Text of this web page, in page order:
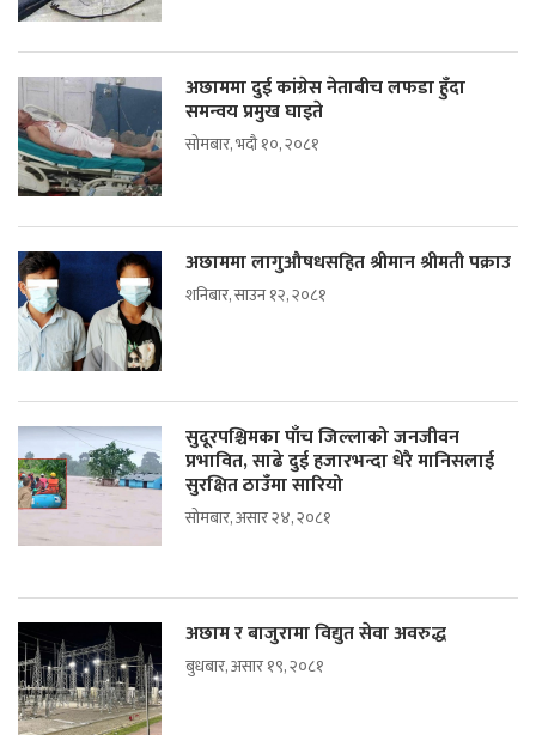
अछाममा दुई कांग्रेस नेताबीच लफडा हुँदा
समन्वय प्रमुख घाइते
सोमबार, भदौ १०, २०८१
अछाममा लागुऔषधसहित श्रीमान श्रीमती पक्राउ
शनिबार, साउन १२, २०८१
सुदूरपश्चिमका पाँच जिल्लाको जनजीवन
प्रभावित, साढे दुई हजारभन्दा धेरै मानिसलाई
सुरक्षित ठाउँमा सारियो
सोमबार, असार २४, २०८१
अछाम र बाजुरामा विद्युत सेवा अवरुद्ध
बुधबार, असार १९, २०८१